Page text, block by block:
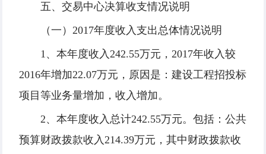
五、交易中心决算收支情况说明
（一）2017年度收入支出总体情况说明
1、本年度收入242.55万元，2017年收入较
2016年增加22.07万元，原因是：建设工程招投标
项目等业务量增加，收入增加。
2、本年度收入总计242.55万元。包括：公共
预算财政拨款收入214.39万元，其中财政拨款收